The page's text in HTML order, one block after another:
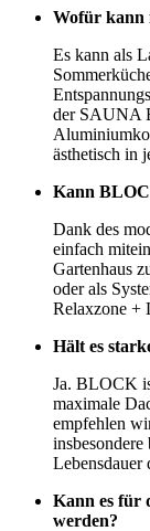
Wofür kann
Es kann als
der SAUNA
ästhetisch in
Kann
Dank des
einfach
Gartenhaus
oder als
Relaxzone +
Hält es
Ja. BLOCK
maximale
empfehlen
Lebensdauer
Kann es für
werden?